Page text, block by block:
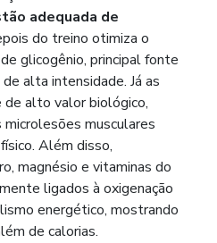
adequada de
do treino otimiza o
glicogênio, principal fonte
alta intensidade. Já as
alto valor biológico,
microlesões musculares
Além disso,
magnésio e vitaminas do
ligados à oxigenação
energético, mostrando
de calorias.